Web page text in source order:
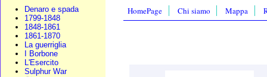
Denaro e spada
1799-1848
1848-1861
1861-1870
La guerriglia
I Borbone
L'Esercito
Sulphur War
HomePage Chi siamo Mappa